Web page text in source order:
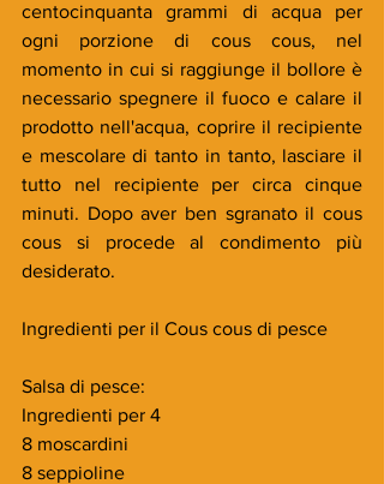
centocinquanta grammi di acqua per
ogni porzione di cous cous, nel
momento in cui si raggiunge il bollore è
necessario spegnere il fuoco e calare il
prodotto nell'acqua, coprire il recipiente
e mescolare di tanto in tanto, lasciare il
tutto nel recipiente per circa cinque
minuti. Dopo aver ben sgranato il cous
cous si procede al condimento più
desiderato.
Ingredienti per il Cous cous di pesce
Salsa di pesce:
Ingredienti per 4
8 moscardini
8 seppioline